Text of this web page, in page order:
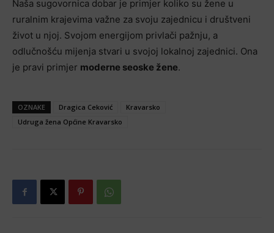
Naša sugovornica dobar je primjer koliko su žene u
ruralnim krajevima važne za svoju zajednicu i društveni
život u njoj. Svojom energijom privlači pažnju, a
odlučnošću mijenja stvari u svojoj lokalnoj zajednici. Ona
je pravi primjer moderne seoske žene.
OZNAKE Dragica Ceković
Kravarsko
Udruga žena Općine Kravarsko